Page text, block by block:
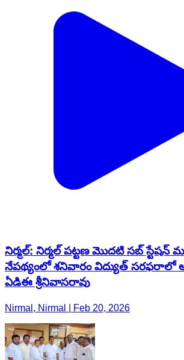
నిర్మల్: నిర్మల్ పట్టణ మొదటి సబ్ స్టేషన్
నేపథ్యంలో శనివారం విద్యుత్
ఏడిఈ శ్రీనివాసరావు
Nirmal, Nirmal | Feb 20, 2026